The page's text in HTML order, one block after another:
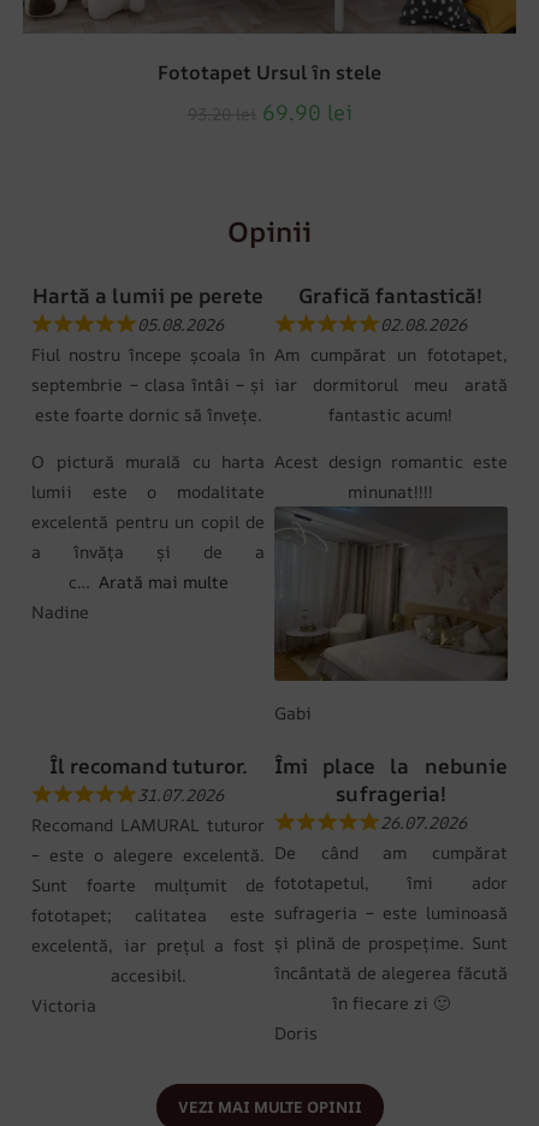
Fototapet Ursul în stele
69.90 lei
Opinii
Hartă a lumii pe perete
05.08.2026
Fiul nostru începe școala în
septembrie – clasa întâi – și
este foarte dornic să învețe.
O pictură murală cu harta
lumii este o modalitate
excelentă pentru un copil de
a învăța și de a
c
Arată mai multe
Nadine
Grafică fantastică!
02.08.2026
Am cumpărat un fototapet,
iar dormitorul meu arată
fantastic acum!
Acest design romantic este
minunat!!!!
Gabi
Îl recomand tuturor.
31.07.2026
Recomand LAMURAL tuturor
– este o alegere excelentă.
Sunt foarte mulțumit de
fototapet; calitatea este
excelentă, iar prețul a fost
accesibil.
Victoria
Îmi place la nebunie
sufrageria!
26.07.2026
De când am cumpărat
fototapetul, îmi ador
sufrageria – este luminoasă
și plină de prospețime. Sunt
încântată de alegerea făcută
în fiecare zi 🙂
Doris
VEZI MAI MULTE OPINII